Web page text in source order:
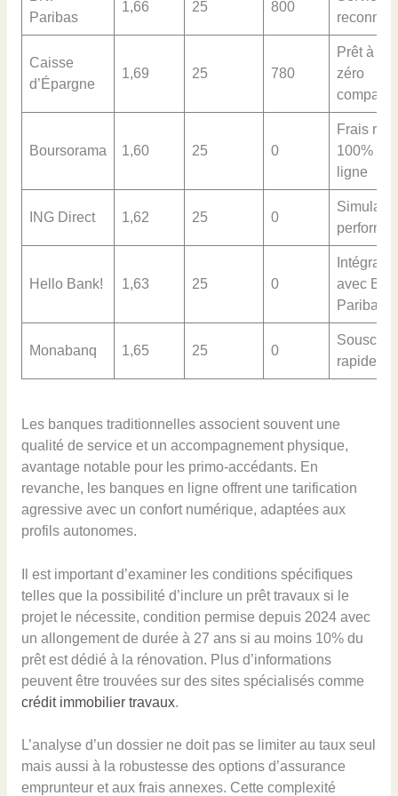
Paribas
1,66 25 800
reconnu
Caisse
d’Épargne
1,69 25 780
Prêt à
zéro
Boursorama 1,60 25 0
Frais
100% en
ligne
ING Direct 1,62 25 0
Hello Bank! 1,63 25 0
avec
Paribas
Monabanq 1,65 25 0
rapide
Les banques traditionnelles associent souvent une
qualité de service et un accompagnement physique,
avantage notable pour les primo-accédants. En
revanche, les banques en ligne offrent une tarification
agressive avec un confort numérique, adaptées aux
profils autonomes.
Il est important d’examiner les conditions spécifiques
telles que la possibilité d’inclure un prêt travaux si le
projet le nécessite, condition permise depuis 2024 avec
un allongement de durée à 27 ans si au moins 10% du
prêt est dédié à la rénovation. Plus d’informations
peuvent être trouvées sur des sites spécialisés comme
crédit immobilier travaux.
L’analyse d’un dossier ne doit pas se limiter au taux seul
mais aussi à la robustesse des options d’assurance
emprunteur et aux frais annexes. Cette complexité